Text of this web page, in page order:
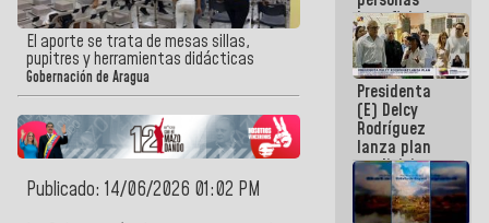
El aporte se trata de mesas sillas,
pupitres y herramientas didácticas
Gobernación de Aragua
Publicado: 14/06/2026 01:02 PM
beneficiadas
con planes
para
atención de
emergencia
sísmica en
la última
semana
Presidenta
(E) Delcy
Rodríguez
lanza plan
crediticio
con subsidio
a Juntas de